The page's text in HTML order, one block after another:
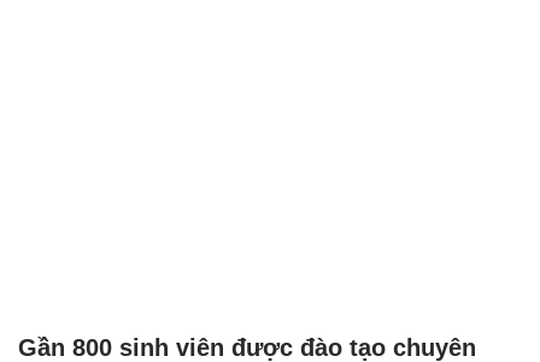
Gần 800 sinh viên được đào tạo chuyên